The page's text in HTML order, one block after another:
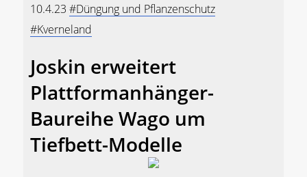
10.4.23 #Düngung und Pflanzenschutz
#Kverneland
Joskin erweitert
Plattformanhänger-
Baureihe Wago um
Tiefbett-Modelle